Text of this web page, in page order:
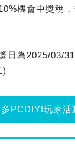
機會中獎稅
日為2025/03/
)
PCDIY!玩家活